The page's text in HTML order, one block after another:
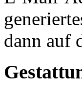
dann auf